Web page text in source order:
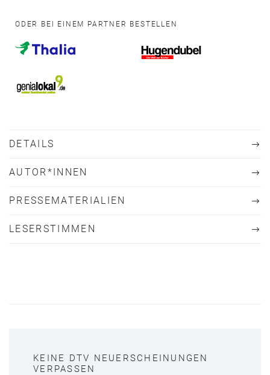
ODER BEI EINEM PARTNER BESTELLEN
DETAILS
AUTOR*INNEN
PRESSEMATERIALIEN
LESERSTIMMEN
KEINE DTV NEUERSCHEINUNGEN
VERPASSEN